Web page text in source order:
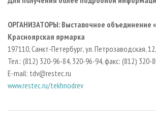
ОРГАНИЗАТОРЫ: Выставочное объединение
Красноярская ярмарка
197110, Санкт-Петербург, ул. Петрозаводская,
Тел.: (812) 320-96-84, 320-96-94, факс: (812) 320-
E-mail: tdv@restec.ru
www.restec.ru/tekhnodrev